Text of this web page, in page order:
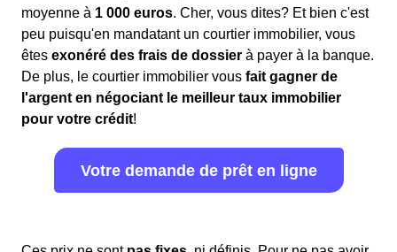
moyenne à 1 000 euros. Cher, vous dites? Et bien c'est
peu puisqu'en mandatant un courtier immobilier, vous
êtes exonéré des frais de dossier à payer à la banque.
De plus, le courtier immobilier vous fait gagner de
l'argent en négociant le meilleur taux immobilier
pour votre crédit!
Votre demande de prêt en ligne